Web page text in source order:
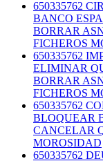
650335762
BANCO
BORRAR
FICHEROS
650335762
ELIMINAR
BORRAR
FICHEROS
650335762
BLOQUEAR
CANCELAR
MOROSIDAD
650335762